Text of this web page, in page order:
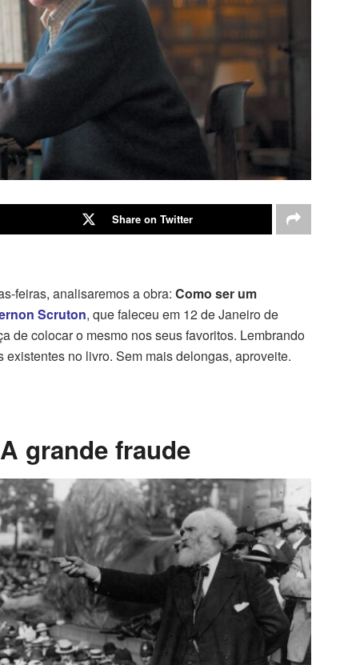
Share on Twitter
feiras, analisaremos a obra: Como ser um
Scruton, que faleceu em 12 de Janeiro de
de colocar o mesmo nos seus favoritos. Lembrando
no livro. Sem mais delongas, aproveite.
grande fraude